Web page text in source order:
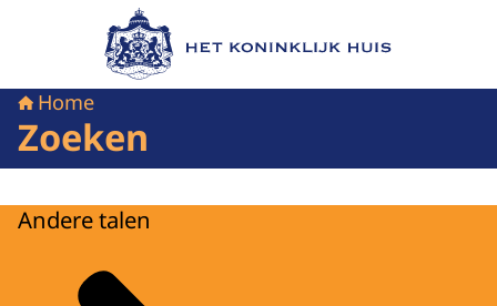
Naar de homepage van Het Koninklijk Huis
Home
Zoeken
Andere talen